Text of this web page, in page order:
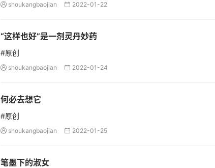
 shoukangbaojian  2022-01-22
“这样也好”是一剂灵丹妙药
#原创
 shoukangbaojian  2022-01-24
何必去想它
#原创
 shoukangbaojian  2022-01-25
笔墨下的淑女